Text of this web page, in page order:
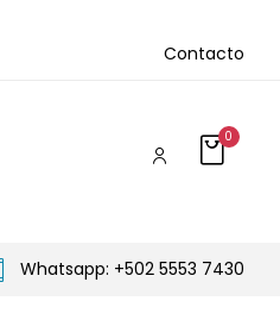
Contacto
0
Whatsapp: +502 5553 7430